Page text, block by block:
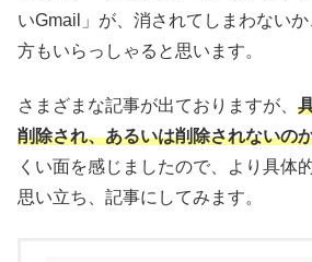
いGmail」が、消されてしまわない
方もいらっしゃると思います。
さまざまな記事が出ておりますが、
削除され、あるいは削除されないの
くい面を感じましたので、より具体
思い立ち、記事にしてみます。